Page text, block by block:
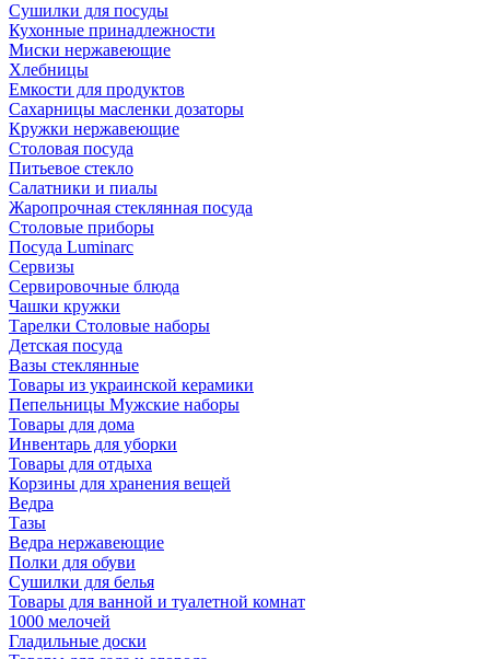
Сушилки для посуды
Кухонные принадлежности
Миски нержавеющие
Хлебницы
Емкости для продуктов
Сахарницы масленки дозаторы
Кружки нержавеющие
Столовая посуда
Питьевое стекло
Салатники и пиалы
Жаропрочная стеклянная посуда
Столовые приборы
Посуда Luminarс
Сервизы
Сервировочные блюда
Чашки кружки
Тарелки Столовые наборы
Детская посуда
Вазы стеклянные
Товары из украинской керамики
Пепельницы Мужские наборы
Товары для дома
Инвентарь для уборки
Товары для отдыха
Корзины для хранения вещей
Ведра
Тазы
Ведра нержавеющие
Полки для обуви
Сушилки для белья
Товары для ванной и туалетной комнат
1000 мелочей
Гладильные доски